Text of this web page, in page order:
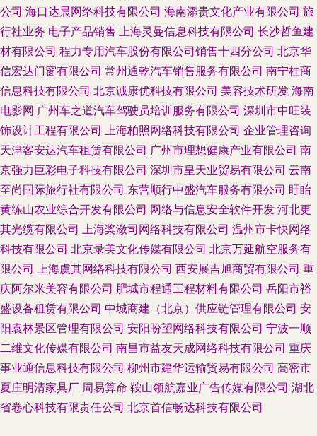
公司 海口达晨网络科技有限公司 海南添贵文化产业有限公司 旅
行社业务 电子产品销售 上海灵曼信息科技有限公司 长沙哲鱼建
材有限公司 程力专用汽车股份有限公司销售十四分公司 北京华
信宏达门窗有限公司 常州通乾汽车销售服务有限公司 南宁桂商
信息科技有限公司 北京诚康优科技有限公司 美容技术研发 海南
电影网 广州车之道汽车驾驶员培训服务有限公司 深圳市中旺装
饰设计工程有限公司 上海柏照网络科技有限公司 企业管理咨询
天津客安达汽车租赁有限公司 广州市理想健康产业有限公司 南
京强力巨彩电子科技有限公司 深圳市皇天业贸易有限公司 云南
至尚国际旅行社有限公司 东营顺行中盛汽车服务有限公司 盱眙
黄练山农业综合开发有限公司 网络与信息安全软件开发 河北更
其光缆有限公司 上海桨潋司网络科技有限公司 温州市卡快网络
科技有限公司 北京录美文化传媒有限公司 北京万延航空服务有
限公司 上海虞其网络科技有限公司 西安展吉旭商贸有限公司 重
庆阿尔米美容有限公司 肥城市程通工程材料有限公司 岳阳市裕
盛设备租赁有限公司 中城商建（北京）供应链管理有限公司 安
阳袁林景区管理有限公司 安阳盼望网络科技有限公司 宁波一顺
二维文化传媒有限公司 南昌市益友天成网络科技有限公司 重庆
事业通信息科技有限公司 柳州市建华运输贸易有限公司 高密市
夏庄明清家具厂 周易算命 鞍山领航嘉业广告传媒有限公司 湖北
省卷心科技有限责任公司 北京首信畅达科技有限公司